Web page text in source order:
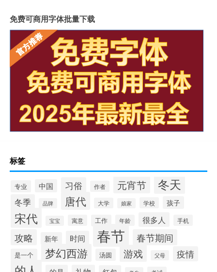
免费可商用字体批量下载
标签
专业 中国 习俗 作者 元宵节 冬天
冬季 品牌 唐代 大学 娘家 学校 孩子
宋代 宝宝 寓意 工作 年龄 很多人 手机
攻略 新年 时间 春节 春节期间
是一个 梦幻西游 汤圆 游戏 父母 疫情